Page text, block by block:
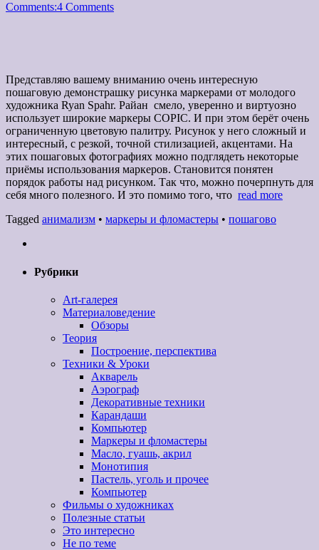
Comments:4 Comments
Представляю вашему вниманию очень интересную
пошаговую демонстрашку рисунка маркерами от молодого
художника Ryan Spahr. Райан смело, уверенно и виртуозно
использует широкие маркеры COPIC. И при этом берёт очень
ограниченную цветовую палитру. Рисунок у него сложный и
интересный, с резкой, точной стилизацией, акцентами. На
этих пошаговых фотографиях можно подглядеть некоторые
приёмы использования маркеров. Становится понятен
порядок работы над рисунком. Так что, можно почерпнуть для
себя много полезного. И это помимо того, что read more
Tagged анимализм • маркеры и фломастеры • пошагово
Рубрики
Art-галерея
Материаловедение
Обзоры
Теория
Построение, перспектива
Техники & Уроки
Акварель
Аэрограф
Декоративные техники
Карандаши
Компьютер
Маркеры и фломастеры
Масло, гуашь, акрил
Монотипия
Пастель, уголь и прочее
Компьютер
Фильмы о художниках
Полезные статьи
Это интересно
Не по теме